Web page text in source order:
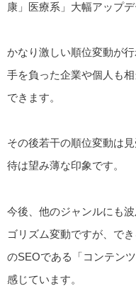
康」医療系」大幅アップデ
かなり激しい順位変動が
手を負った企業や個人も
できます。
その後若干の順位変動は
待は望み薄な印象です。
今後、他のジャンルにも
ゴリズム変動ですが、で
のSEOである「コンテン
感じています。